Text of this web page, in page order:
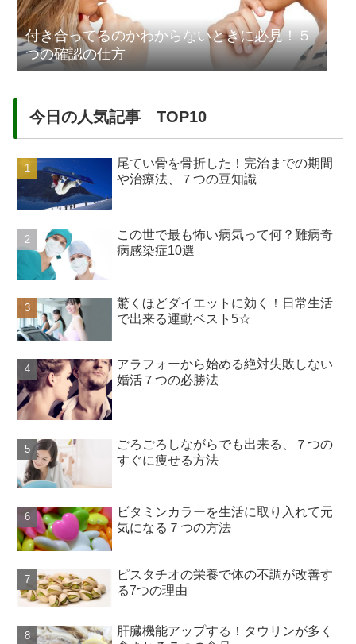
付き合ってるのかわからないときに必見！５
つの確認の仕方
今日の人気記事 TOP10
尾てい骨を骨折した！完治までの期間
や治療法、７つの豆知識
この世で最も怖い病気って何？難病奇
病感染症10選
驚くほどダイエットに効く！日常生活
で出来る運動ベスト5☆
アラフォーから始める絶対失敗しない
婚活７つの必勝法
ごろごろしながらでも出来る、７つの
すぐに痩せる方法
ビタミンカラーを生活に取り入れて元
気になる７つの方法
ピスタチオの栄養で体の不調が改善す
る7つの理由
肝臓機能アップする！タウリンが多く